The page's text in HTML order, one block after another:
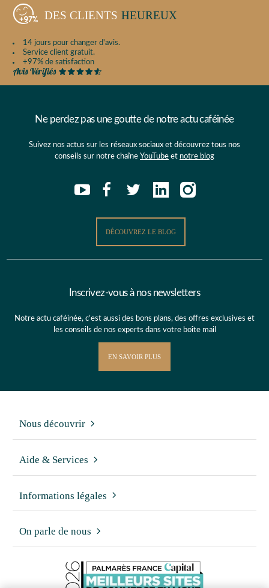
DES CLIENTS HEUREUX
14 jours pour changer d'avis.
Service client gratuit.
+97% de satisfaction
Ne perdez pas une goutte de notre actu caféinée
Suivez nos actus sur les réseaux sociaux et découvrez tous nos
conseils sur notre chaîne YouTube et notre blog
DÉCOUVREZ LE BLOG
Inscrivez-vous à nos newsletters
Notre actu caféinée, c’est aussi des bons plans, des offres exclusives et
les conseils de nos experts dans votre boîte mail
EN SAVOIR PLUS
Nous découvrir
Aide & Services
Informations légales
On parle de nous